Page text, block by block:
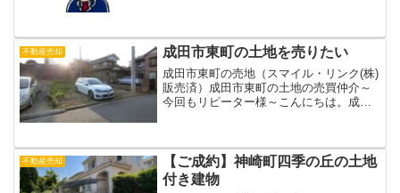
屋、スマイル・リンク（株）の川邉で
す。2019年12月7...
不動産売却 成田市東町の土地を売りたい
成田市東町の売地（スマイル・リンク(株)
販売済）成田市東町の土地の売買仲介～
今回もリピーター様～こんにちは。成田
ピーター様、...
不動産売却
【ご成約】神崎町四季の丘の土地
付き建物